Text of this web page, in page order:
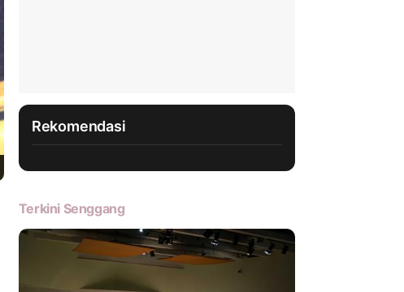
Rekomendasi
Terkini Senggang